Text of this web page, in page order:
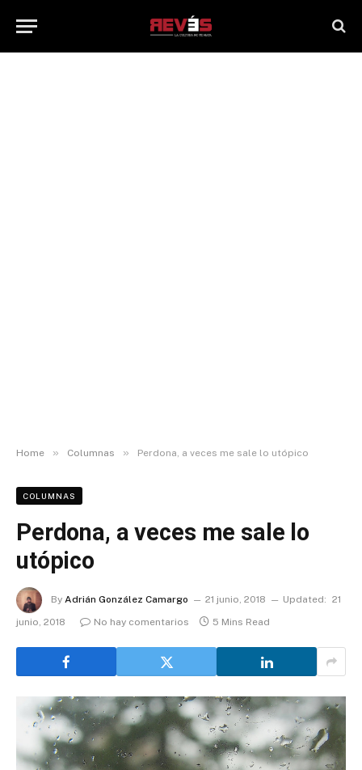
Home » Columnas » Perdona, a veces me sale lo utópico
COLUMNAS
Perdona, a veces me sale lo
utópico
By Adrián González Camargo 21 junio, 2018 Updated: 21
junio, 2018
No hay comentarios 5 Mins Read